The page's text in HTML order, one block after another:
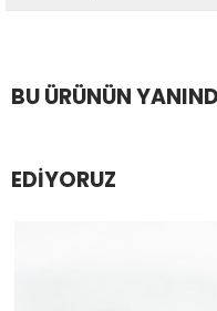
BU ÜRÜNÜN
EDIYORUZ